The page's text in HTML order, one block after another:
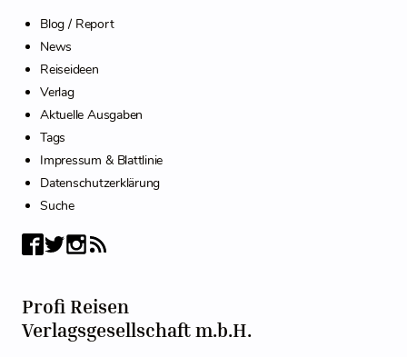
Blog / Report
News
Reiseideen
Verlag
Aktuelle Ausgaben
Tags
Impressum & Blattlinie
Datenschutzerklärung
Suche
Profi Reisen
Verlagsgesellschaft m.b.H.